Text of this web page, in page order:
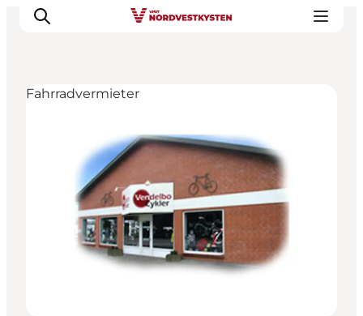
Urlaubsorte
Inspiration
Events
Unterkunft
Mach deine Urlaubsplanung
Fahrradvermieter